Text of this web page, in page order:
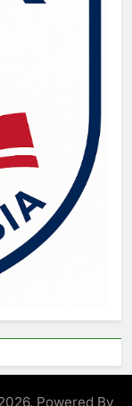
Powered By